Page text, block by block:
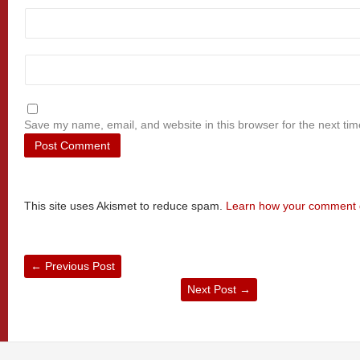
Save my name, email, and website in this browser for the next
This site uses Akismet to reduce spam. Learn how your
← Previous Post
Next Post →